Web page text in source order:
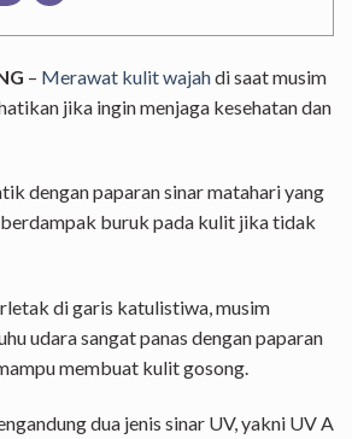
– Merawat kulit wajahdi saat musim
jika ingin menjaga kesehatan dan
dengan paparan sinar matahari yang
buruk pada kulit jika tidak
di garis katulistiwa, musim
udara sangat panas dengan paparan
membuat kulit gosong.
dua jenis sinar UV, yakni UV A